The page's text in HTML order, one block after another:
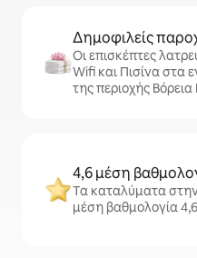
Δημοφιλείς
Οι επισκέπτες
Wifi και Πισίνα στα
της περιοχής Βόρεια
4,6 μέση
Τα καταλύματα στην
μέση βαθμολογία